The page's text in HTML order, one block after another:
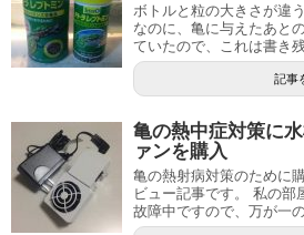
ボトルと粒の大きさが違
なのに、亀に与えたあと
ていたので、これは書き
記事
亀の熱中症対策に
ァンを購入
亀の熱射病対策のために
ビュー記事です。 私の部
故障中ですので、万が一